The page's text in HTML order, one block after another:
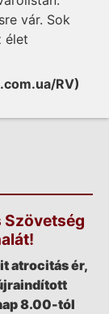
vár. Sok
élet
RV)
Szövetség
atrocitás ér,
8.00-tól